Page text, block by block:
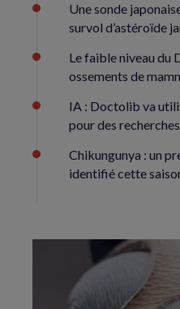
Une sonde
survol d’astéroïde
Le faible niveau du
ossements de
IA : Doctolib va
pour des
Chikungunya : un
identifié cette